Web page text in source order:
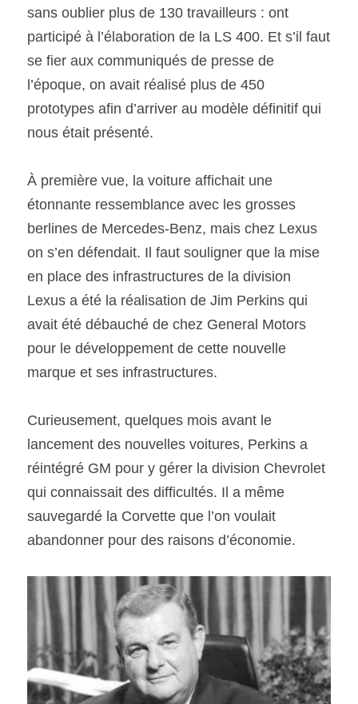
sans oublier plus de 130 travailleurs : ont
participé à l’élaboration de la LS 400. Et s’il faut
se fier aux communiqués de presse de
l’époque, on avait réalisé plus de 450
prototypes afin d’arriver au modèle définitif qui
nous était présenté.
À première vue, la voiture affichait une
étonnante ressemblance avec les grosses
berlines de Mercedes-Benz, mais chez Lexus
on s’en défendait. Il faut souligner que la mise
en place des infrastructures de la division
Lexus a été la réalisation de Jim Perkins qui
avait été débauché de chez General Motors
pour le développement de cette nouvelle
marque et ses infrastructures.
Curieusement, quelques mois avant le
lancement des nouvelles voitures, Perkins a
réintégré GM pour y gérer la division Chevrolet
qui connaissait des difficultés. Il a même
sauvegardé la Corvette que l’on voulait
abandonner pour des raisons d’économie.